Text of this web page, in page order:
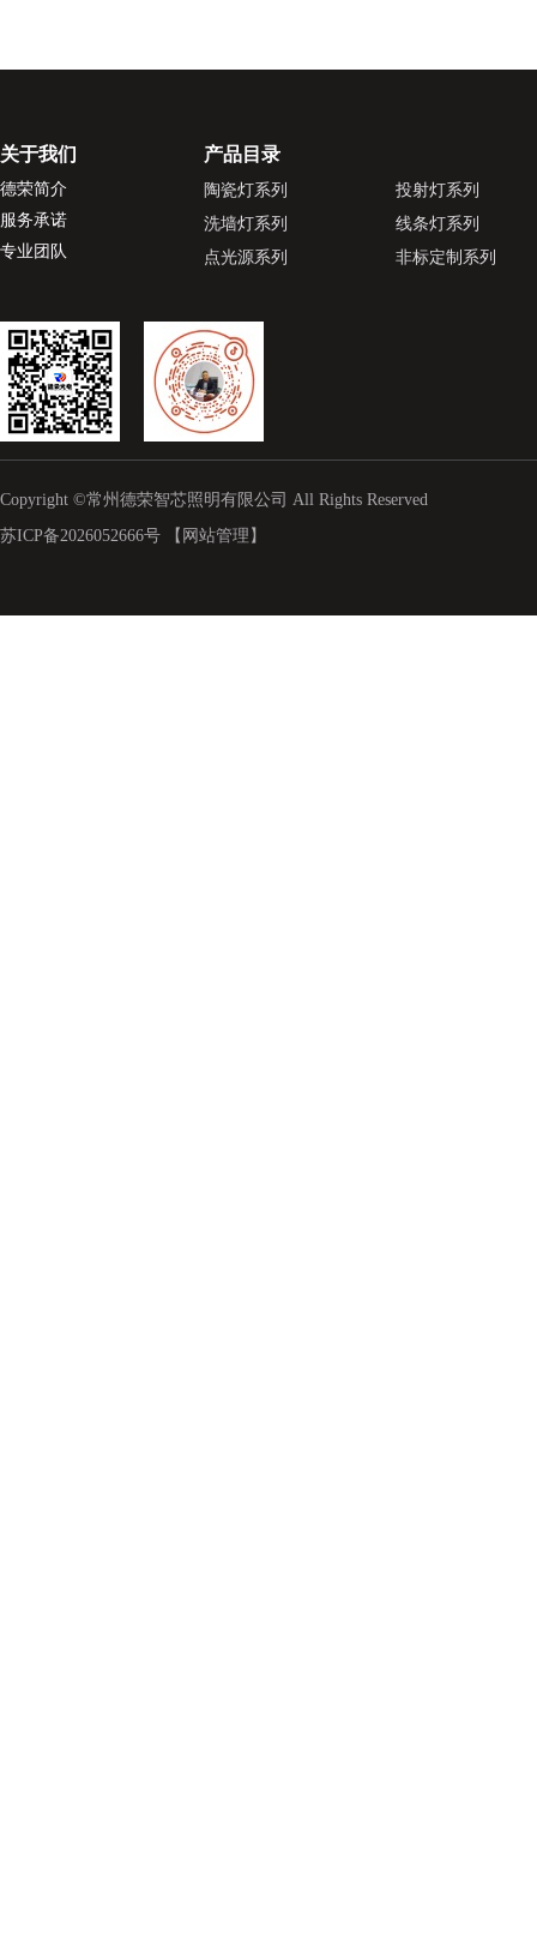
关于我们
德荣简介
服务承诺
专业团队
产品目录
陶瓷灯系列
投射灯系列
洗墙灯系列
线条灯系列
点光源系列
非标定制系列
Copyright ©常州德荣智芯照明有限公司 All Rights Reserved
苏ICP备2026052666号
【网站管理】